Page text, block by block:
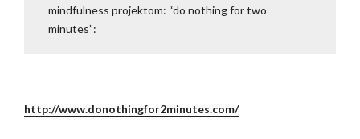
mindfulness projektom: “do nothing for two
minutes”:
http://www.donothingfor2minutes.com/